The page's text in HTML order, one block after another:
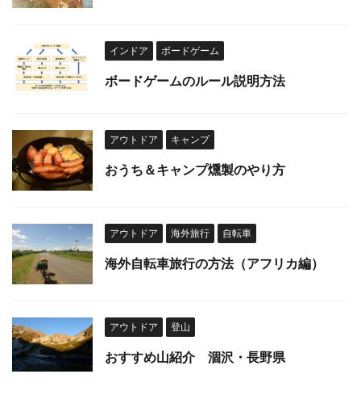
インドア ボードゲーム
ボードゲームのルール説明方法
アウトドア キャンプ
おうち＆キャンプ燻製のやり方
アウトドア 海外旅行 自転車
海外自転車旅行の方法（アフリカ編）
アウトドア 登山
おすすめ山紹介 涸沢・長野県